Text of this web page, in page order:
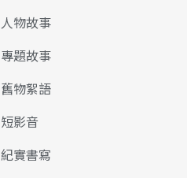
人物故事
專題故事
舊物絮語
短影音
紀實書寫